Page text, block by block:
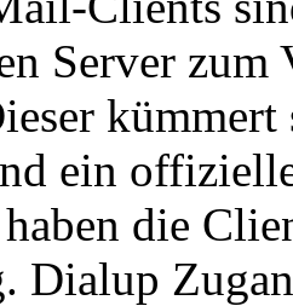
Server zum
kümmert
ein
die
Dialup